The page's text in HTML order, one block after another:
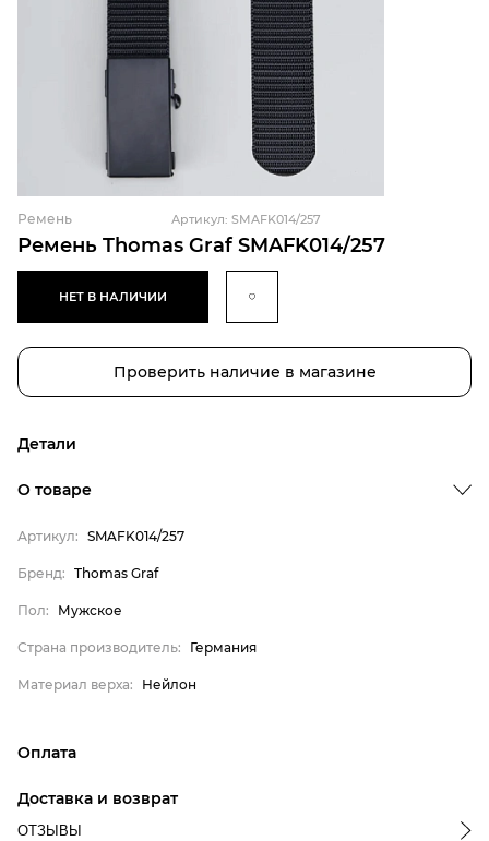
Ремень Thomas Graf SMAFK014/257
Ремень Артикул: SMAFK014/257
НЕТ В НАЛИЧИИ
Проверить наличие в магазине
Детали
Thomas Graf
Мужское
О товаре
Артикул: SMAFK014/257
Бренд: Thomas Graf
Пол: Мужское
Страна производитель: Германия
Материал верха: Нейлон
Оплата
магазина
Доставка и возврат
ОТЗЫВЫ